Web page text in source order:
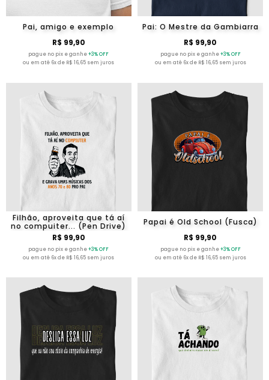
Pai, amigo e exemplo
R$ 99,90
pague no pix e ganhe+3% OFF
ou em até 6x de R$ 16,65 sem juros
Pai: O Mestre da Gambiarra
R$ 99,90
pague no pix e ganhe+3% OFF
ou em até 6x de R$ 16,65 sem juros
Filhão, aproveita que tá aí
no compuiter... (Pen Drive)
R$ 99,90
pague no pix e ganhe+3% OFF
ou em até 6x de R$ 16,65 sem juros
Papai é Old School (Fusca)
R$ 99,90
pague no pix e ganhe+3% OFF
ou em até 6x de R$ 16,65 sem juros